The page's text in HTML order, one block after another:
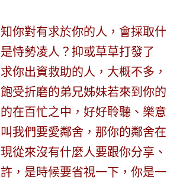
你對有求於你的人，會採取什
恃勢凌人？抑或草草打發了
你出資救助的人，大概不多，
受折磨的弟兄姊妹若來到你的
在百忙之中，好好聆聽、樂意
我們要愛鄰舍，那你的鄰舍在
從來沒有什麼人要跟你分享、
，是時候要省視一下， 你是一